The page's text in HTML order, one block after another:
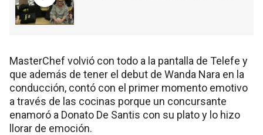
MasterChef volvió con todo a la pantalla de Telefe y
que además de tener el debut de Wanda Nara en la
conducción, contó con el primer momento emotivo
a través de las cocinas porque un concursante
enamoró a Donato De Santis con su plato y lo hizo
llorar de emoción.